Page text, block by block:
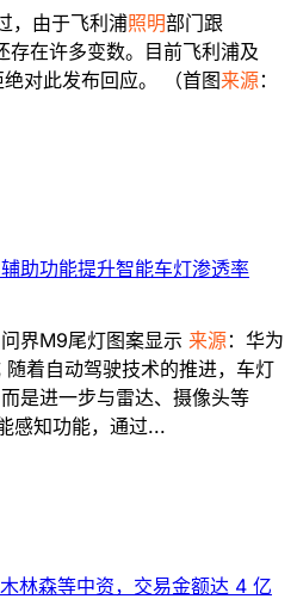
，由于飞利浦照明部门跟
在许多变数。目前飞利浦及
对此发布回应。 （首图来源：
助功能提升智能车灯渗透率
界M9尾灯图案显示 来源：华为
着自动驾驶技术的推进，车灯
是进一步与雷达、摄像头等
感知功能，通过...
林森等中资，交易金额达 4 亿